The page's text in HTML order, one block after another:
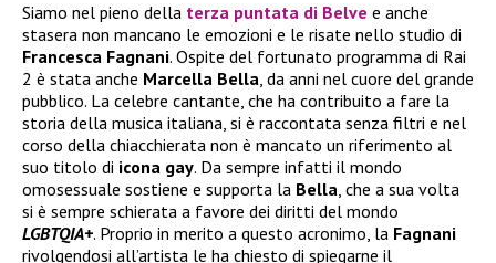
Siamo nel pieno della terza puntata di Belve e anche
stasera non mancano le emozioni e le risate nello studio di
Francesca Fagnani. Ospite del fortunato programma di Rai
2 è stata anche Marcella Bella, da anni nel cuore del grande
pubblico. La celebre cantante, che ha contribuito a fare la
storia della musica italiana, si è raccontata senza filtri e nel
corso della chiacchierata non è mancato un riferimento al
suo titolo di icona gay. Da sempre infatti il mondo
omosessuale sostiene e supporta la Bella, che a sua volta
si è sempre schierata a favore dei diritti del mondo
LGBTQIA+. Proprio in merito a questo acronimo, la Fagnani
rivolgendosi all’artista le ha chiesto di spiegarne il